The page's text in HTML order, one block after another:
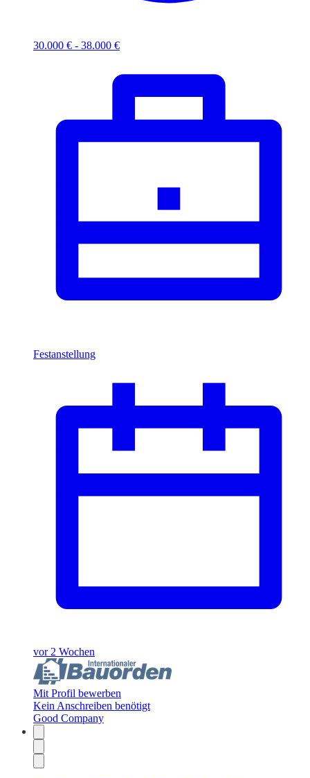
30.000 € - 38.000 €
Festanstellung
vor 2 Wochen
Mit Profil bewerben
Kein Anschreiben benötigt
Good Company